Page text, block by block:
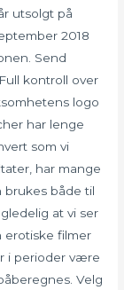
utsolgt på
2018
Send
kontroll over
logo
har lenge
som vi
har mange
brukes både til
at vi ser
erotiske filmer
i perioder være
Velg